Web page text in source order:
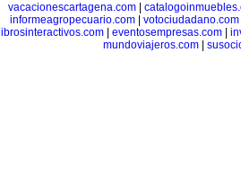
vacacionescartagena.com
informeagropecuario.com| votociudadano.com
librosinteractivos.com| eventosempresas.com|
mundoviajeros.com